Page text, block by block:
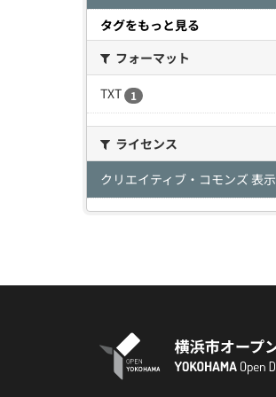
タグをもっと見る
フォーマット
TXT
1
ライセンス
クリエイティブ・コモンズ 表示